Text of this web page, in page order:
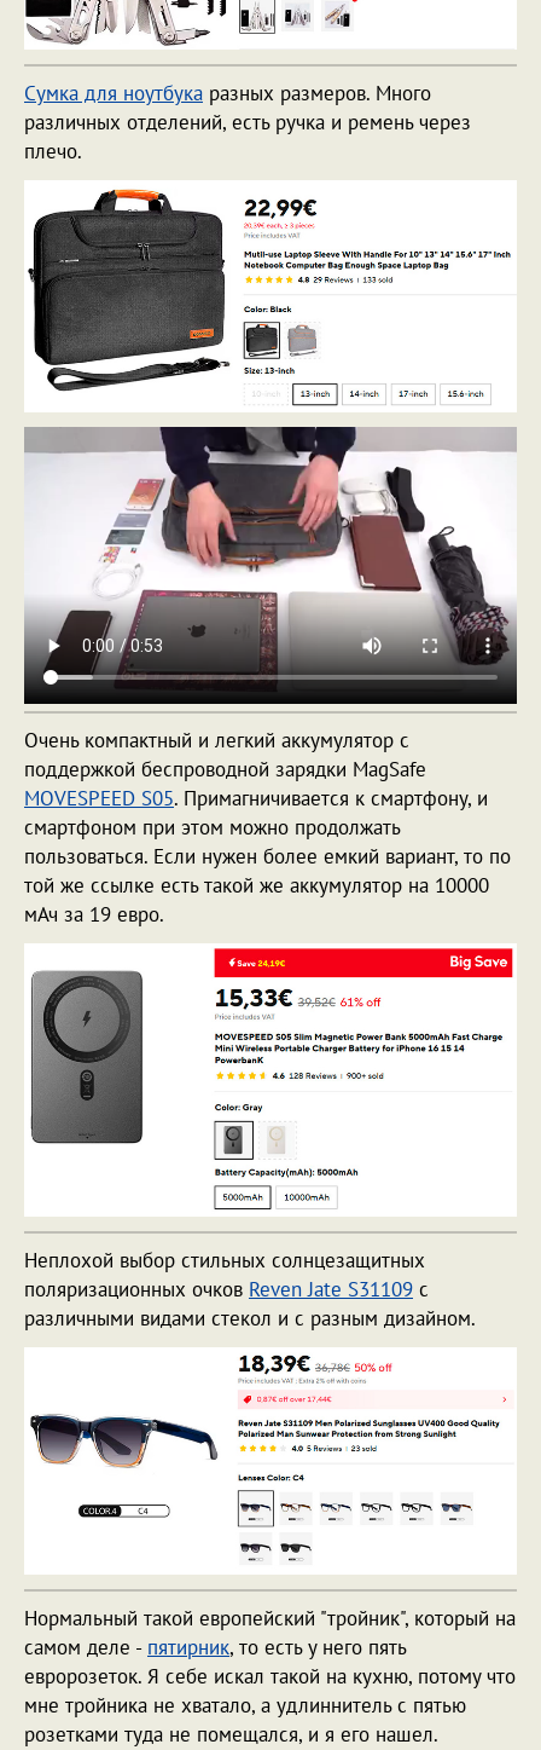
Сумка для ноутбука разных размеров. Много
различных отделений, есть ручка и ремень через
плечо.
Очень компактный и легкий аккумулятор с
поддержкой беспроводной зарядки MagSafe
MOVESPEED S05. Примагничивается к смартфону, и
смартфоном при этом можно продолжать
пользоваться. Если нужен более емкий вариант, то по
той же ссылке есть такой же аккумулятор на 10000
мАч за 19 евро.
Неплохой выбор стильных солнцезащитных
поляризационных очков Reven Jate S31109 с
различными видами стекол и с разным дизайном.
Нормальный такой европейский "тройник", который на
самом деле - пятирник, то есть у него пять
евророзеток. Я себе искал такой на кухню, потому что
мне тройника не хватало, а удлиннитель с пятью
розетками туда не помещался, и я его нашел.